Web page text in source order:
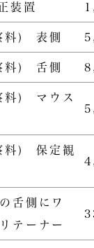
装置
料) 表側
料) 舌側
料) マウス
料) 保定観
舌側にワ
テーナー